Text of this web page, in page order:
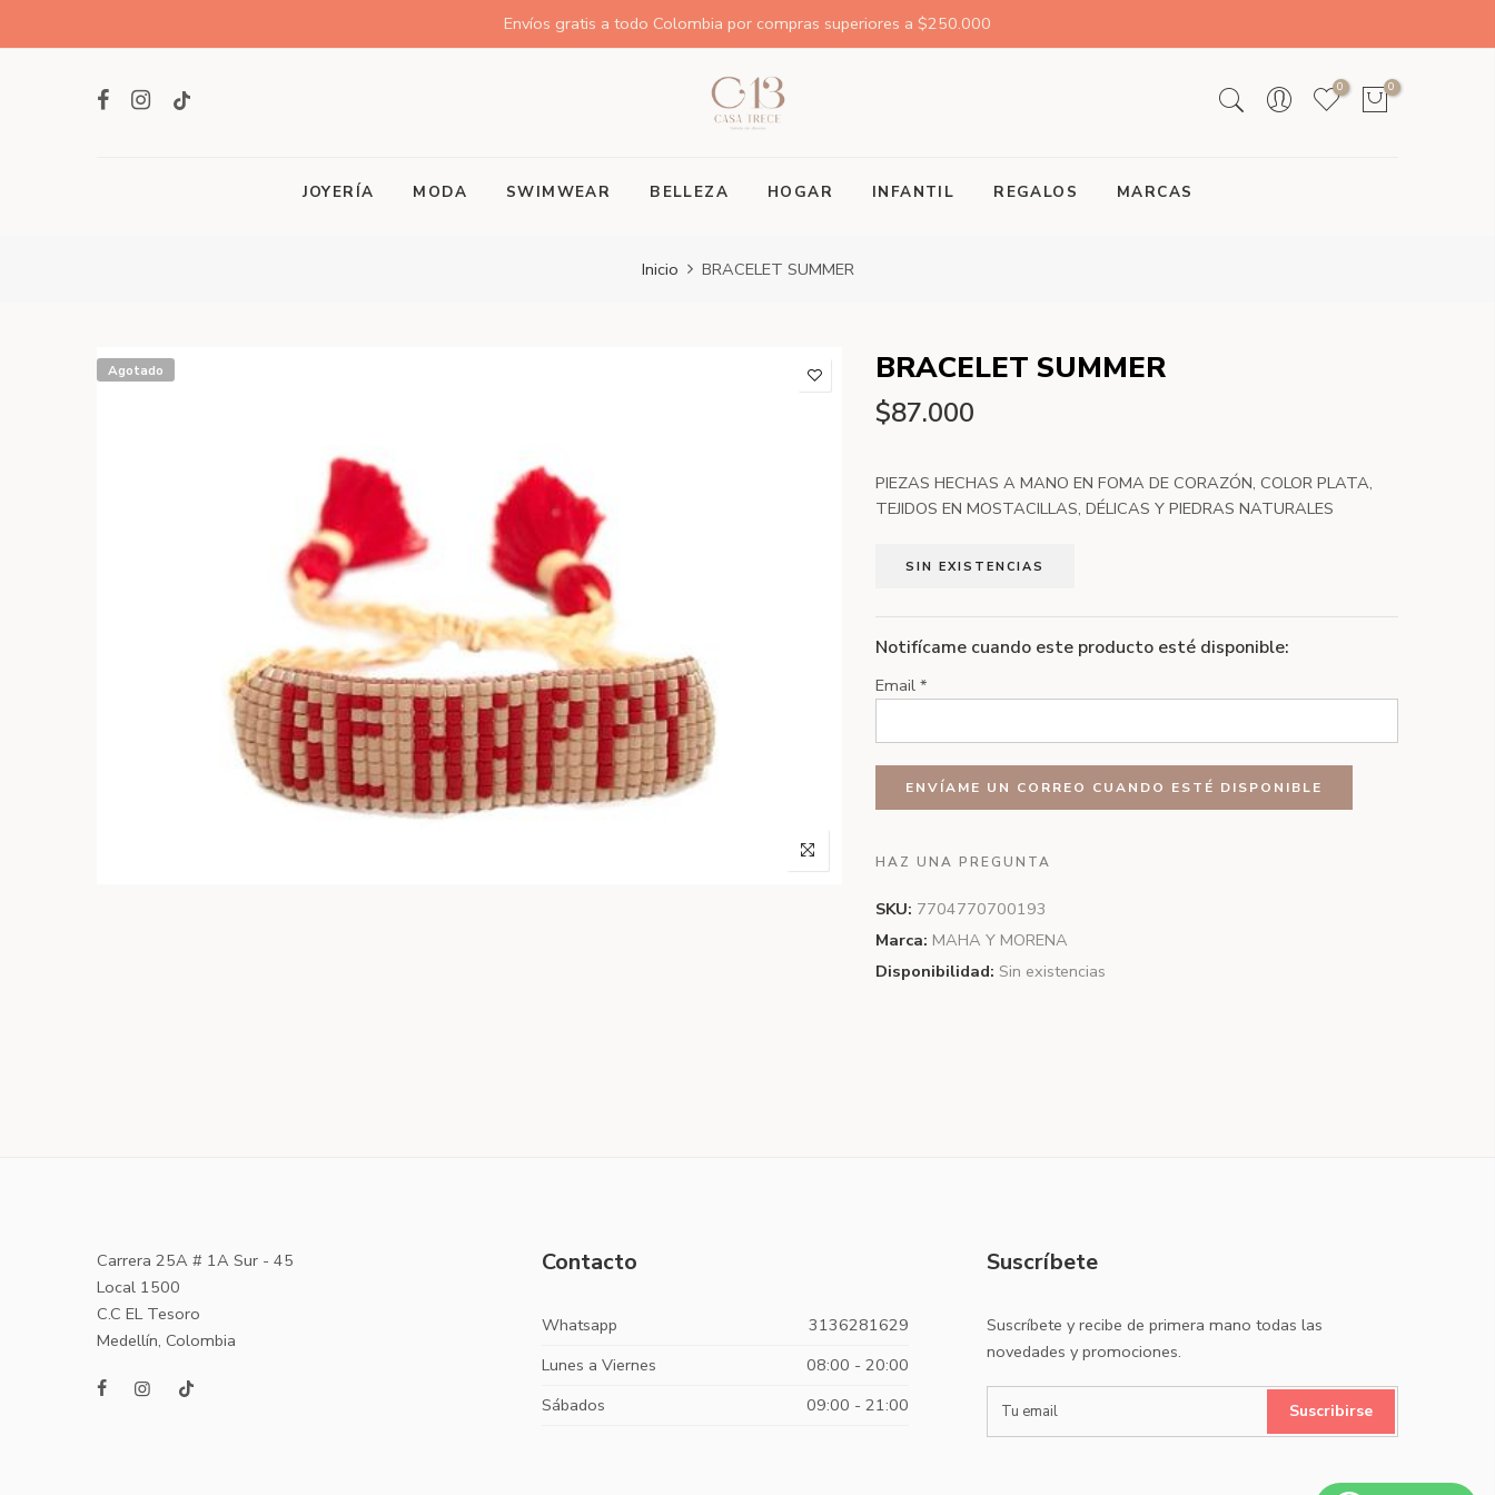
Envíos gratis a todo Colombia por compras superiores a $250.000
0 0
JOYERÍA MODA SWIMWEAR BELLEZA HOGAR INFANTIL REGALOS MARCAS
Inicio BRACELET SUMMER
Agotado BRACELET SUMMER
$87.000
PIEZAS HECHAS A MANO EN FOMA DE CORAZÓN, COLOR PLATA,
TEJIDOS EN MOSTACILLAS, DÉLICAS Y PIEDRAS NATURALES
SIN EXISTENCIAS
Notifícame cuando este producto esté disponible:
Email *
HAZ UNA PREGUNTA
SKU: 7704770700193
Marca: MAHA Y MORENA
Disponibilidad: Sin existencias
Carrera 25A # 1A Sur - 45
Local 1500
C.C EL Tesoro
Medellín, Colombia
Contacto
Whatsapp
3136281629
Lunes a Viernes
08:00 - 20:00
Sábados
09:00 - 21:00
Suscríbete
Suscríbete y recibe de primera mano todas las
novedades y promociones.
Suscribirse